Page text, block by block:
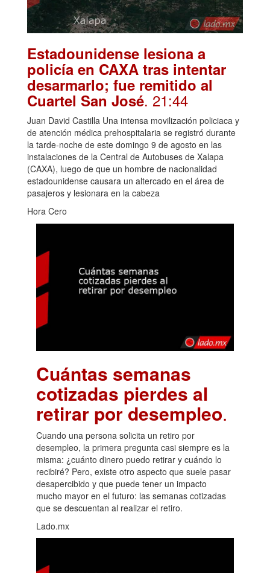
Estadounidense lesiona a
policía en CAXA tras intentar
desarmarlo; fue remitido al
Cuartel San José. 21:44
Juan David Castilla Una intensa movilización policiaca y
de atención médica prehospitalaria se registró durante
la tarde-noche de este domingo 9 de agosto en las
instalaciones de la Central de Autobuses de Xalapa
(CAXA), luego de que un hombre de nacionalidad
estadounidense causara un altercado en el área de
pasajeros y lesionara en la cabeza
Hora Cero
Cuántas semanas
cotizadas pierdes al
retirar por desempleo.
Cuando una persona solicita un retiro por
desempleo, la primera pregunta casi siempre es la
misma: ¿cuánto dinero puedo retirar y cuándo lo
recibiré? Pero, existe otro aspecto que suele pasar
desapercibido y que puede tener un impacto
mucho mayor en el futuro: las semanas cotizadas
que se descuentan al realizar el retiro.
Lado.mx